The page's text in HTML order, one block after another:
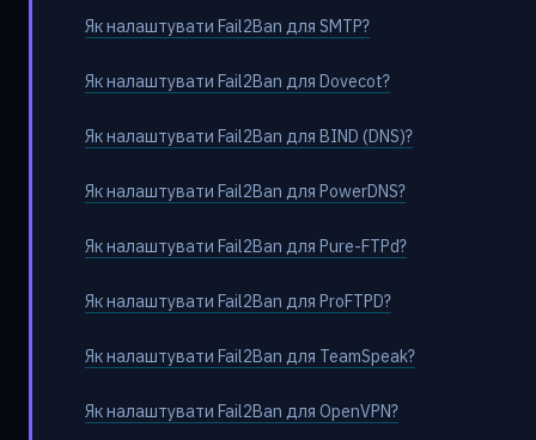
Як налаштувати Fail2Ban для SMTP?
Як налаштувати Fail2Ban для Dovecot?
Як налаштувати Fail2Ban для BIND (DNS)?
Як налаштувати Fail2Ban для PowerDNS?
Як налаштувати Fail2Ban для Pure-FTPd?
Як налаштувати Fail2Ban для ProFTPD?
Як налаштувати Fail2Ban для TeamSpeak?
Як налаштувати Fail2Ban для OpenVPN?